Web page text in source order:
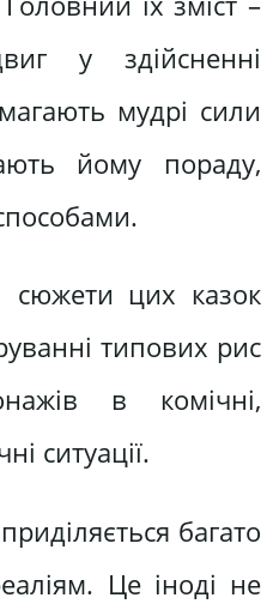
у здійсненні
мудрі сили
йому пораду,
сюжети цих казок
типових рис
в комічні,
ситуації.
багато
Це іноді не